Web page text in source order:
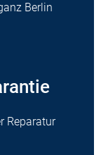
Berlin
Reparatur